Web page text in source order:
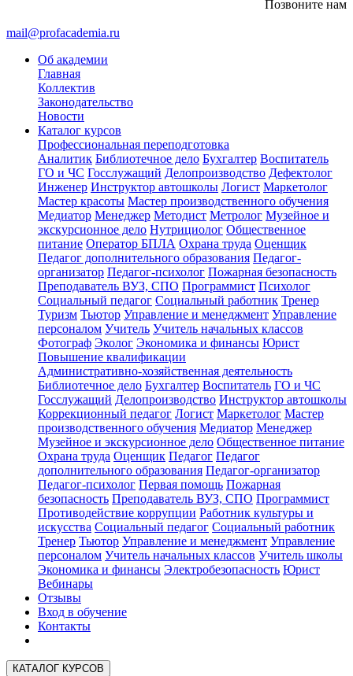
Позвоните нам
mail@profacademia.ru
Об академии
Главная
Коллектив
Законодательство
Новости
Каталог курсов
Профессиональная переподготовка
Аналитик Библиотечное дело Бухгалтер Воспитатель
ГО и ЧС Госслужащий Делопроизводство Дефектолог
Инженер Инструктор автошколы Логист Маркетолог
Мастер красоты Мастер производственного обучения
Медиатор Менеджер Методист Метролог Музейное и
экскурсионное дело Нутрициолог Общественное
питание Оператор БПЛА Охрана труда Оценщик
Педагог дополнительного образования Педагог-
организатор Педагог-психолог Пожарная безопасность
Преподаватель ВУЗ, СПО Программист Психолог
Социальный педагог Социальный работник Тренер
Туризм Тьютор Управление и менеджмент Управление
персоналом Учитель Учитель начальных классов
Фотограф Эколог Экономика и финансы Юрист
Повышение квалификации
Административно-хозяйственная деятельность
Библиотечное дело Бухгалтер Воспитатель ГО и ЧС
Госслужащий Делопроизводство Инструктор автошколы
Коррекционный педагог Логист Маркетолог Мастер
производственного обучения Медиатор Менеджер
Музейное и экскурсионное дело Общественное питание
Охрана труда Оценщик Педагог Педагог
дополнительного образования Педагог-организатор
Педагог-психолог Первая помощь Пожарная
безопасность Преподаватель ВУЗ, СПО Программист
Противодействие коррупции Работник культуры и
искусства Социальный педагог Социальный работник
Тренер Тьютор Управление и менеджмент Управление
персоналом Учитель начальных классов Учитель школы
Экономика и финансы Электробезопасность Юрист
Вебинары
Отзывы
Вход в обучение
Контакты
КАТАЛОГ КУРСОВ